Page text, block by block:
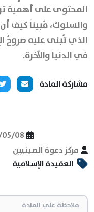
المحتوى على أهمية
والسلوك، مُبيناً كيف
الذي تُبنى عليه صروحُ
في الدنيا والآخرة.
مشاركة المادة
مركز دعوة الصينيين
08
العقيدة الإسلامية